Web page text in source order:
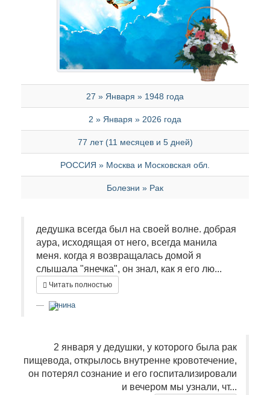
27 » Января » 1948 года
2 » Января » 2026 года
77 лет (11 месяцев и 5 дней)
РОССИЯ » Москва и Московская обл.
Болезни » Рак
дедушка всегда был на своей волне. добрая
аура, исходящая от него, всегда манила
меня. когда я возвращалась домой я
слышала "янечка", он знал, как я его лю...
Читать полностью
янина
2 января у дедушки, у которого была рак
пищевода, открылось внутренне кровотечение,
он потерял сознание и его госпитализировали
и вечером мы узнали, чт...